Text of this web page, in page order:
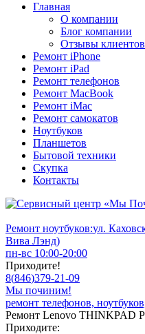
Главная
О компании
Блог компании
Отзывы клиентов
Ремонт iPhone
Ремонт iPad
Ремонт телефонов
Ремонт MacBook
Ремонт iMac
Ремонт самокатов
Ноутбуков
Планшетов
Бытовой техники
Скупка
Контакты
Ремонт ноутбуков:ул.
Вива Лэнд)
пн-вс 10:00-20:00
Приходите!
8(846)379-21-09
Мы починим!
ремонт телефонов,
Ремонт Lenovo THINKPAD
Приходите: